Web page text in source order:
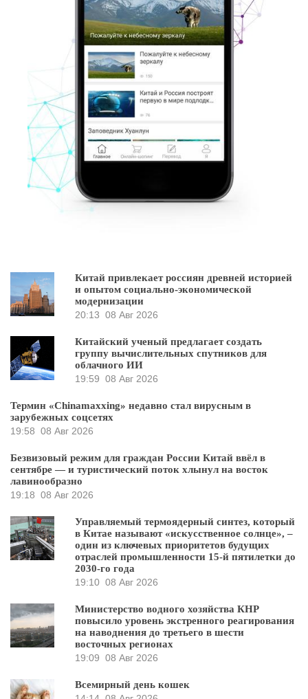
Китай привлекает россиян древней историей
и опытом социально-экономической
модернизации
20:13 08 Авг 2026
Китайский ученый предлагает создать
группу вычислительных спутников для
облачного ИИ
19:59 08 Авг 2026
Термин «Chinamaxxing» недавно стал вирусным в
зарубежных соцсетях
19:58 08 Авг 2026
Безвизовый режим для граждан России Китай ввёл в
сентябре — и туристический поток хлынул на восток
лавинообразно
19:18 08 Авг 2026
Управляемый термоядерный синтез, который
в Китае называют «искусственное солнце», –
один из ключевых приоритетов будущих
отраслей промышленности 15-й пятилетки до
2030-го года
19:10 08 Авг 2026
Министерство водного хозяйства КНР
повысило уровень экстренного реагирования
на наводнения до третьего в шести
восточных регионах
19:09 08 Авг 2026
Всемирный день кошек